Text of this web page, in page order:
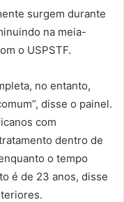
surgem durante
na meia-
o USPSTF.
no entanto,
disse o painel.
com
dentro de
o tempo
é de 23 anos, disse